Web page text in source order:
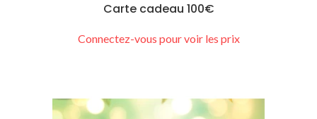
Carte cadeau 100€
Connectez-vous pour voir les prix